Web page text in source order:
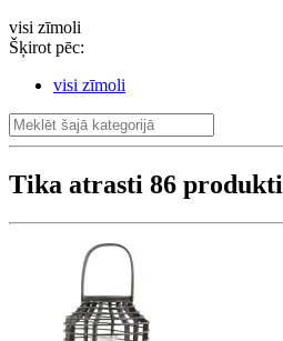
visi zīmoli
Šķirot pēc:
visi zīmoli
Tika atrasti 86 produkti